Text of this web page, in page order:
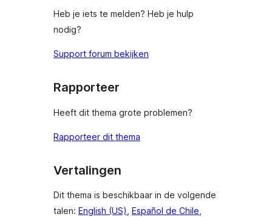
Heb je iets te melden? Heb je hulp
nodig?
Support forum bekijken
Rapporteer
Heeft dit thema grote problemen?
Rapporteer dit thema
Vertalingen
Dit thema is beschikbaar in de volgende
talen: English (US), Español de Chile,